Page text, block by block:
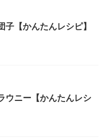
子【かんたんレシピ】
ウニー【かんたんレシ